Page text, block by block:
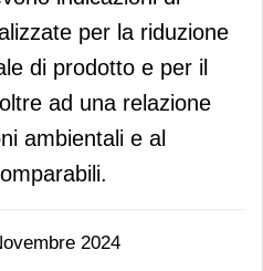
per la riduzione
di prodotto e per il
ad una relazione
ambientali e al
2024